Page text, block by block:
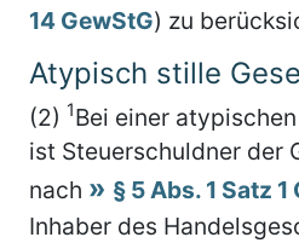
14 GewStG) zu
Atypisch stille
(2) 1Bei einer
ist Steuerschuldner der
nach
§ 5 Abs. 1 Satz 1
Inhaber des